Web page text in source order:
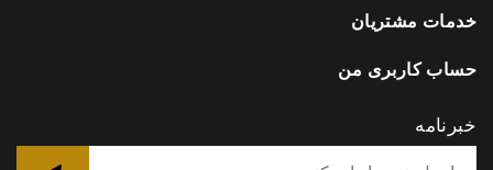
خدمات مشتریان
حساب کاربری من
خبرنامه